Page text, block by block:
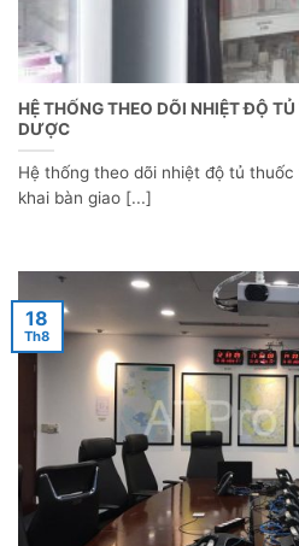
HỆ THỐNG THEO DÕI NHIỆT ĐỘ
DƯỢC
Hệ thống theo dõi nhiệt độ tủ thuốc
khai bàn giao [...]
18
Th8